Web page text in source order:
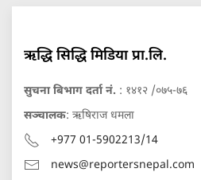
ऋद्धि सिद्धि मिडिया प्रा.लि.
सुचना बिभाग दर्ता नं. : १४१२ /०७५-७६
सञ्चालक: ऋषिराज धमला
+977 01-5902213/14
news@reportersnepal.com